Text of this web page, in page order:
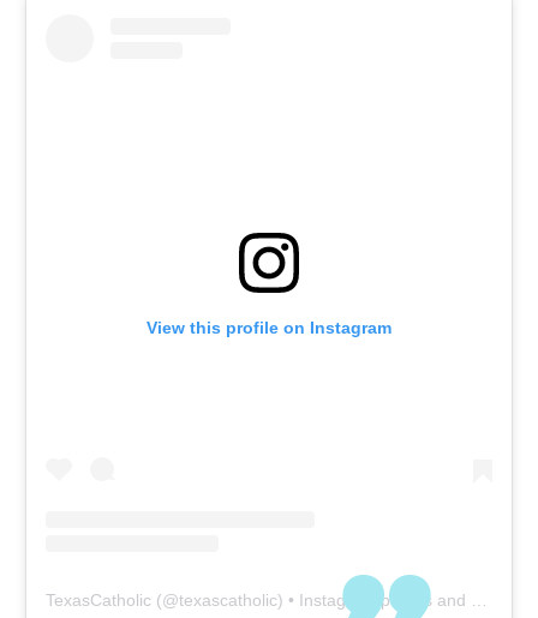
View this profile on Instagram
TexasCatholic (@texascatholic) • Instagram photos and videos